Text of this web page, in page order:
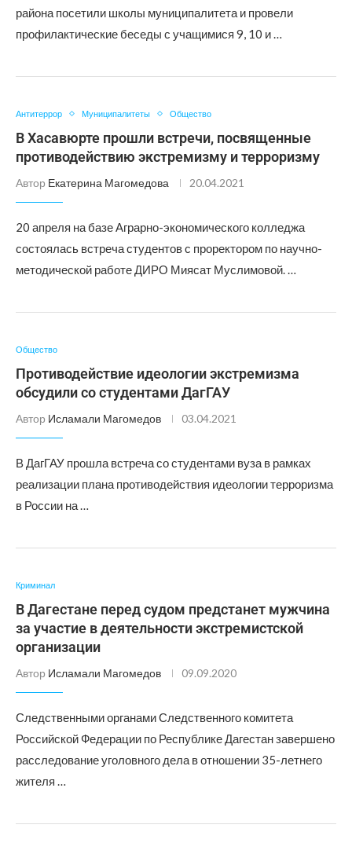
района посетили школы муниципалитета и провели
профилактические беседы с учащимися 9, 10 и …
Антитеррор Муниципалитеты Общество
В Хасавюрте прошли встречи, посвященные
противодействию экстремизму и терроризму
Автор Екатерина Магомедова 20.04.2021
20 апреля на базе Аграрно-экономического колледжа
состоялась встреча студентов с проректором по научно-
методической работе ДИРО Миясат Муслимовой. …
Общество
Противодействие идеологии экстремизма
обсудили со студентами ДагГАУ
Автор Исламали Магомедов 03.04.2021
В ДагГАУ прошла встреча со студентами вуза в рамках
реализации плана противодействия идеологии терроризма
в России на …
Криминал
В Дагестане перед судом предстанет мужчина
за участие в деятельности экстремистской
организации
Автор Исламали Магомедов 09.09.2020
Следственными органами Следственного комитета
Российской Федерации по Республике Дагестан завершено
расследование уголовного дела в отношении 35-летнего
жителя …